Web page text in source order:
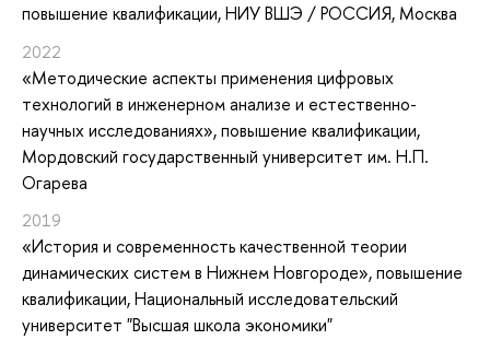
повышение квалификации, НИУ ВШЭ / РОССИЯ, Москва
2022
«Методические аспекты применения цифровых
технологий в инженерном анализе и естественно-
научных исследованиях», повышение квалификации,
Мордовский государственный университет им. Н.П.
Огарева
2019
«История и современность качественной теории
динамических систем в Нижнем Новгороде», повышение
квалификации, Национальный исследовательский
университет "Высшая школа экономики"